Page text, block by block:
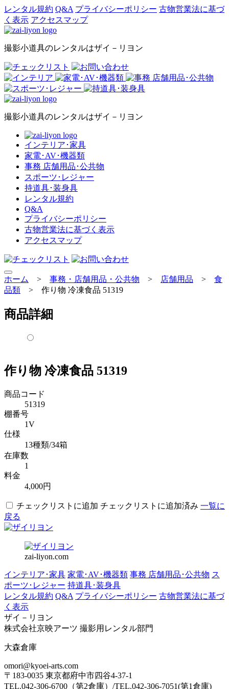
レンタル規約 Q&A プライバシーポリシー 古物営業法に基づ
く表示 アクセスマップ
撮影小道具のレンタルはザイ－リヨン
撮影小道具のレンタルはザイ－リヨン
インテリア･家具
家電･AV･機器類
事務 店舗用品･公共物
スポーツ･レジャー
持道具･装身具
レンタル規約
Q&A
プライバシーポリシー
古物営業法に基づく表示
アクセスマップ
ホーム > 事務・店舗用品・公共物 > 店舗用品 >
食
品類
> 作り物 冷凍食品 51319
商品詳細
作り物 冷凍食品 51319
商品コード
51319
棚番号
1V
仕様
13種類/34箱
在庫数
1
料金
4,000円
チェックリストに追加 チェックリストに追加済み 一覧に
戻る
zai-liyon.com
インテリア･家具 家電･AV･機器類 事務 店舗用品･公共物 ス
ポーツ･レジャー 持道具･装身具
レンタル規約 Q&A プライバシーポリシー 古物営業法に基づ
く表示
ザイ－リヨン
株式会社京映アーツ 撮影用レンタル部門
大森倉庫
omori@kyoei-arts.com
〒183-0035 東京都府中市四谷4-37-1
TEL.042-306-6700（第2倉庫）/TEL.042-306-7051(第1倉庫)